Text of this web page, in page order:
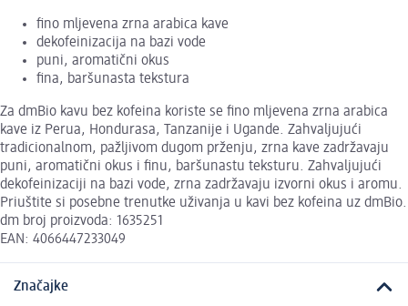
fino mljevena zrna arabica kave
dekofeinizacija na bazi vode
puni, aromatični okus
fina, baršunasta tekstura
Za dmBio kavu bez kofeina koriste se fino mljevena zrna arabica
kave iz Perua, Hondurasa, Tanzanije i Ugande. Zahvaljujući
tradicionalnom, pažljivom dugom prženju, zrna kave zadržavaju
puni, aromatični okus i finu, baršunastu teksturu. Zahvaljujući
dekofeinizaciji na bazi vode, zrna zadržavaju izvorni okus i aromu.
Priuštite si posebne trenutke uživanja u kavi bez kofeina uz dmBio.
dm broj proizvoda: 1635251
EAN: 4066447233049
Značajke